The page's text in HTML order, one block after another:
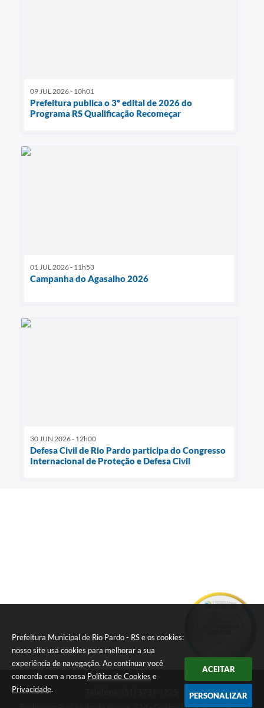
Prefeitura Municipal de Rio Pardo - RS e os cookies:
nosso site usa cookies para melhorar a sua
experiência de navegação. Ao continuar você
concorda com a nossa Política de Cookies e
Privacidade.
ACEITAR
PERSONALIZAR
09 JUL 2026 - 10h01
Prefeitura publica o 3º edital de 2026 do
Programa RS Qualificação Recomeçar
01 JUL 2026 - 11h53
Campanha do Agasalho 2026
30 JUN 2026 - 12h00
Defesa Civil de Rio Pardo participa do Congresso
Internacional de Proteção e Defesa Civil